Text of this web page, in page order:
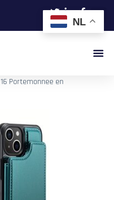
Portemonnee en
NL